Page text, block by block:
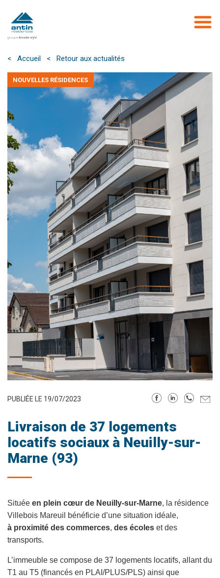
contenu
principal
NOUVELLES RÉSIDENCES
< Accueil < Retour aux actualités
PUBLIÉE LE 19/07/2023
Livraison de 37 logements
locatifs sociaux à Neuilly-sur-
Marne (93)
Située en plein cœur de Neuilly-sur-Marne, la résidence
Villebois Mareuil
bénéficie d’une situation idéale,
à proximité des commerces, des écoles et des
transports.
L’immeuble se compose de 37 logements locatifs, allant du
T1 au T5 (financés en PLAI/PLUS/PLS) ainsi que